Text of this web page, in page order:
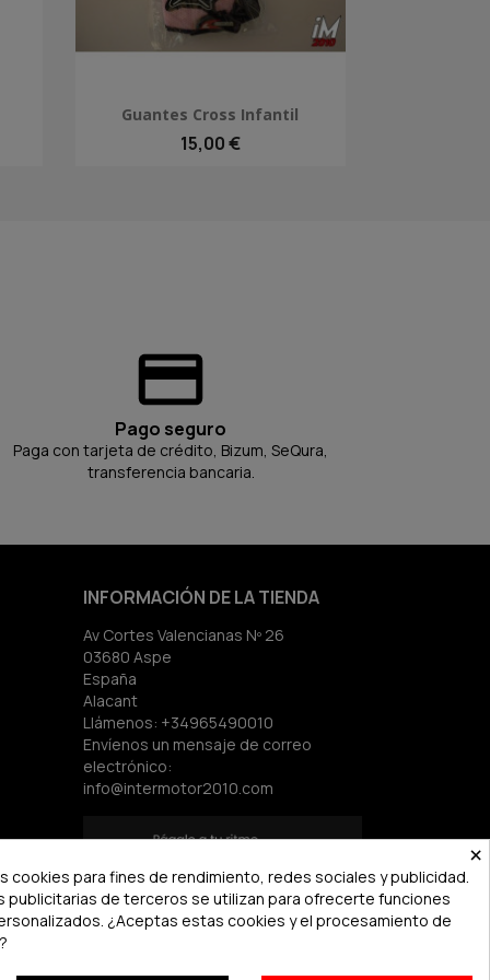
Vista rápida
Guantes Cross Infantil
15,00 €
Pago seguro
Paga con tarjeta de crédito, Bizum, SeQura,
transferencia bancaria.
INFORMACIÓN DE LA TIENDA
Av Cortes Valencianas Nº 26
03680 Aspe
España
Alacant
Llámenos: +34965490010
Envíenos un mensaje de correo
electrónico:
info@intermotor2010.com
×
cookies para fines de rendimiento, redes sociales y publicidad.
publicitarias de terceros se utilizan para ofrecerte funciones
¿Aceptas estas cookies y el procesamiento de